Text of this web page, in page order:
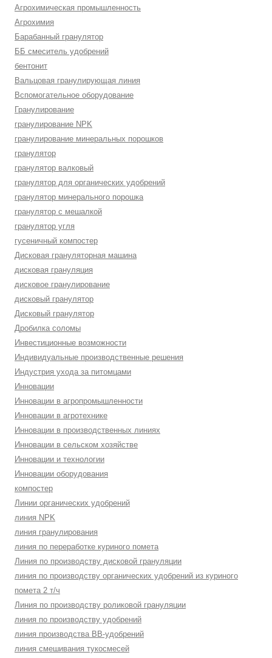
Агрохимическая промышленность
Агрохимия
Барабанный гранулятор
ББ смеситель удобрений
бентонит
Вальцовая гранулирующая линия
Вспомогательное оборудование
Гранулирование
гранулирование NPK
гранулирование минеральных порошков
гранулятор
гранулятор валковый
гранулятор для органических удобрений
гранулятор минерального порошка
гранулятор с мешалкой
гранулятор угля
гусеничный компостер
Дисковая грануляторная машина
дисковая грануляция
дисковое гранулирование
дисковый гранулятор
Дисковый гранулятор
Дробилка соломы
Инвестиционные возможности
Индивидуальные производственные решения
Индустрия ухода за питомцами
Инновации
Инновации в агропромышленности
Инновации в агротехнике
Инновации в производственных линиях
Инновации в сельском хозяйстве
Инновации и технологии
Инновации оборудования
компостер
Линии органических удобрений
линия NPK
линия гранулирования
линия по переработке куриного помета
Линия по производству дисковой грануляции
линия по производству органических удобрений из куриного
помета 2 т/ч
Линия по производству роликовой грануляции
линия по производству удобрений
линия производства BB-удобрений
линия смешивания тукосмесей